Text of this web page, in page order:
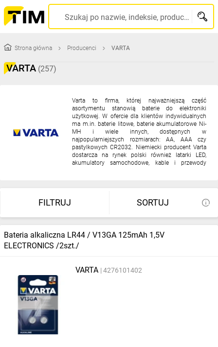
TIM
SA
-
produkty
w
Szukaj po nazwie, indeksie, producencie, kodzie kreskowym...
Strona główna Producenci VARTA
VARTA (257)
Varta to firma, której najważniejszą część
asortymentu stanowią baterie do elektroniki
użytkowej. W ofercie dla klientów indywidualnych
ma m.in. baterie litowe, baterie akumulatorowe Ni-
MH i wiele innych, dostępnych w
najpopularniejszych rozmiarach: AA, AAA czy
pastylkowych CR2032. Niemiecki producent Varta
dostarcza na rynek polski również latarki LED,
akumulatory samochodowe, kable i przewody
FILTRUJ SORTUJ
Bateria alkaliczna LR44 / V13GA 125mAh 1,5V
ELECTRONICS /2szt./
VARTA 4276101402